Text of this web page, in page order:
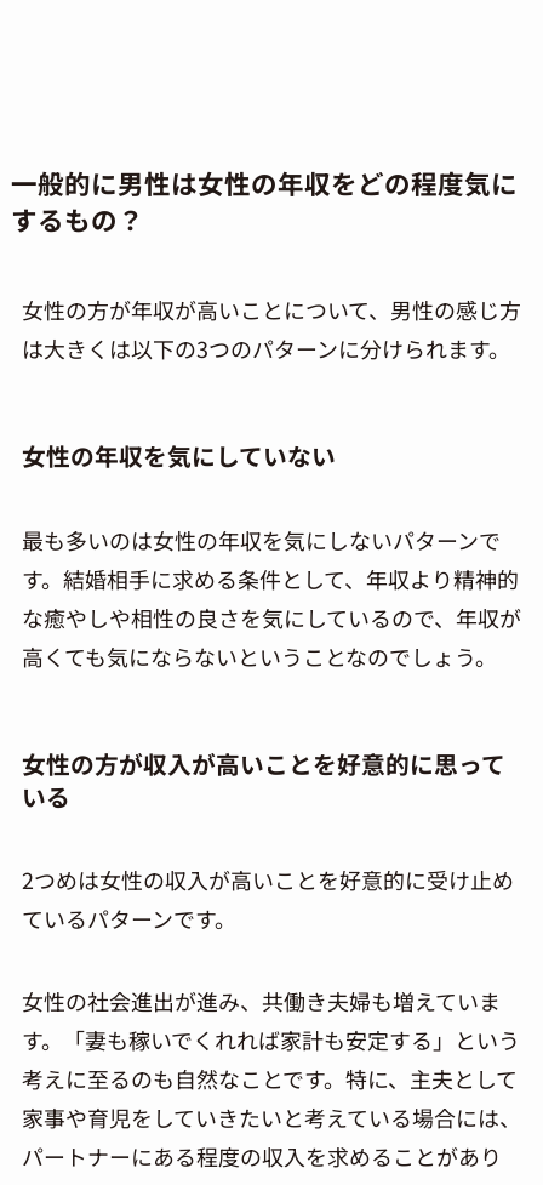
一般的に男性は女性の年収をどの程度気に
するもの？
女性の方が年収が高いことについて、男性の感じ方
は大きくは以下の3つのパターンに分けられます。
女性の年収を気にしていない
最も多いのは女性の年収を気にしないパターンで
す。結婚相手に求める条件として、年収より精神的
な癒やしや相性の良さを気にしているので、年収が
高くても気にならないということなのでしょう。
女性の方が収入が高いことを好意的に思って
いる
2つめは女性の収入が高いことを好意的に受け止め
ているパターンです。
女性の社会進出が進み、共働き夫婦も増えていま
す。「妻も稼いでくれれば家計も安定する」という
考えに至るのも自然なことです。特に、主夫として
家事や育児をしていきたいと考えている場合には、
パートナーにある程度の収入を求めることがあり